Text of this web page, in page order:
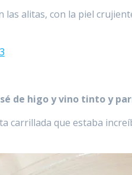
las alitas, con la piel
de higo y vino tinto y
carrillada que estaba